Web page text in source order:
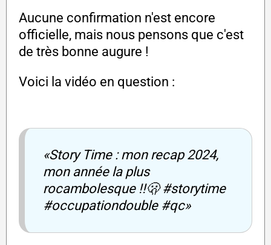
Aucune confirmation n'est encore
officielle, mais nous pensons que c'est
de très bonne augure !
Voici la vidéo en question :
«Story Time : mon recap 2024,
mon année la plus
rocambolesque !!🫢 #storytime
#occupationdouble #qc»